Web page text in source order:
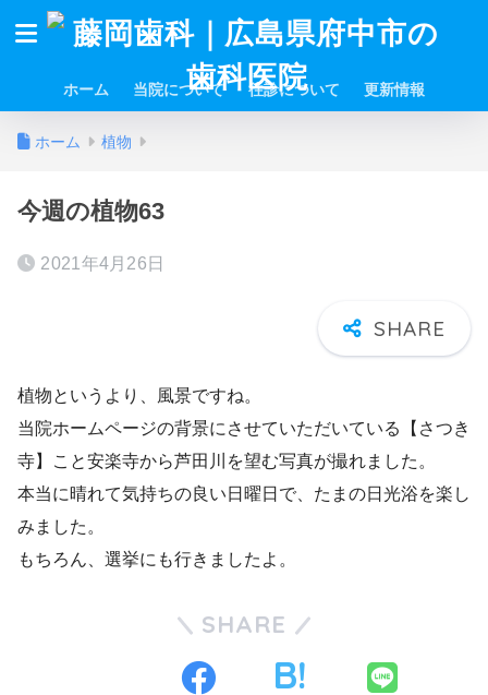
ホーム 当院について 往診について 更新情報
ホーム 植物
今週の植物63
2021年4月26日
植物というより、風景ですね。
当院ホームページの背景にさせていただいている【さつき
寺】こと安楽寺から芦田川を望む写真が撮れました。
本当に晴れて気持ちの良い日曜日で、たまの日光浴を楽し
みました。
もちろん、選挙にも行きましたよ。
SHARE